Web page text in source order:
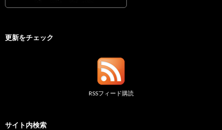
更新をチェック
RSSフィード購読
サイト内検索